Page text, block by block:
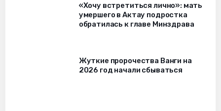
«Хочу встретиться лично»: мать
умершего в Актау подростка
обратилась к главе Минздрава
Жуткие пророчества Ванги на
2026 год начали сбываться